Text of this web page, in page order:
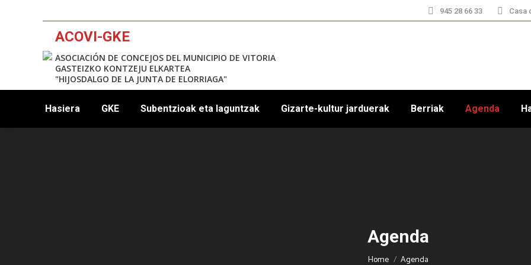
945 28 66 33 Casa
ACOVI-GKE
ASOCIACIÓN DE CONCEJOS DEL MUNICIPIO DE VITORIA
GASTEIZKO KONTZEJU ELKARTEA
"HIJOSDALGO DE LA JUNTA DE ELORRIAGA"
Hasiera GKE Subentzioak eta laguntzak Gizarte-kultur jarduerak Berriak Agenda
Agenda
You are here:
Home Agenda